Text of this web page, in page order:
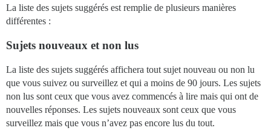
La liste des sujets suggérés est remplie de plusieurs manières
différentes :
Sujets nouveaux et non lus
La liste des sujets suggérés affichera tout sujet nouveau ou non lu
que vous suivez ou surveillez et qui a moins de 90 jours. Les sujets
non lus sont ceux que vous avez commencés à lire mais qui ont de
nouvelles réponses. Les sujets nouveaux sont ceux que vous
surveillez mais que vous n’avez pas encore lus du tout.